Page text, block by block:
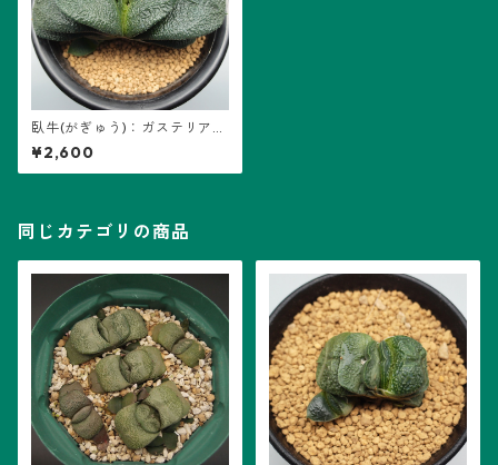
臥牛(がぎゅう)：ガステリア属
(B01)
¥2,600
同じカテゴリの商品